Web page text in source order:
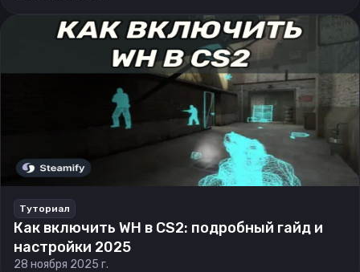
Туториал
Как включить WH в CS2: подробный гайд и
настройки 2025
28 ноября 2025 г.